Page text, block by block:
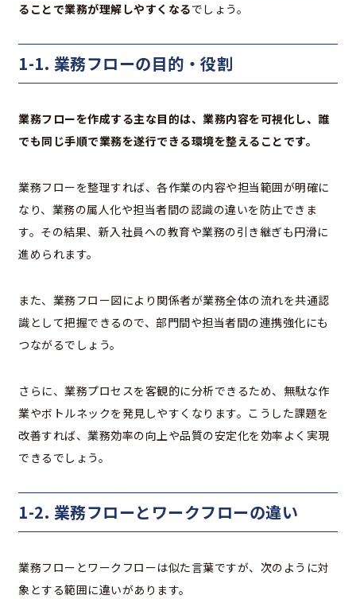
ることで業務が理解しやすくなるでしょう。
1-1. 業務フローの目的・役割
業務フローを作成する主な目的は、業務内容を可視化し、誰
でも同じ手順で業務を遂行できる環境を整えることです。
業務フローを整理すれば、各作業の内容や担当範囲が明確に
なり、業務の属人化や担当者間の認識の違いを防止できま
す。その結果、新入社員への教育や業務の引き継ぎも円滑に
進められます。
また、業務フロー図により関係者が業務全体の流れを共通認
識として把握できるので、部門間や担当者間の連携強化にも
つながるでしょう。
さらに、業務プロセスを客観的に分析できるため、無駄な作
業やボトルネックを発見しやすくなります。こうした課題を
改善すれば、業務効率の向上や品質の安定化を効率よく実現
できるでしょう。
1-2. 業務フローとワークフローの違い
業務フローとワークフローは似た言葉ですが、次のように対
象とする範囲に違いがあります。